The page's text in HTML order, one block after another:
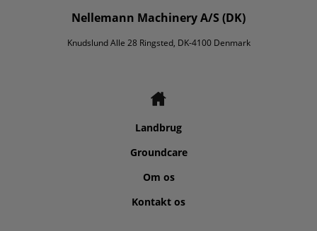
Nellemann Machinery A/S (DK)
Knudslund Alle 28 Ringsted, DK-4100 Denmark
Landbrug
Groundcare
Om os
Kontakt os